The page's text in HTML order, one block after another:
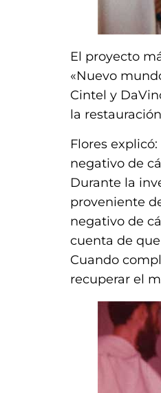
El proyecto
«Nuevo
Cintel y
la
Flores
negativo de
Durante la
proveniente
negativo de
cuenta de
Cuando
recuperar el